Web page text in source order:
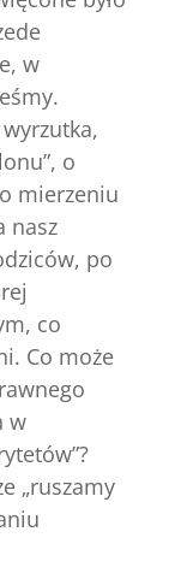
w
o
mierzeniu
nasz
po
co
Co może
w
„ruszamy